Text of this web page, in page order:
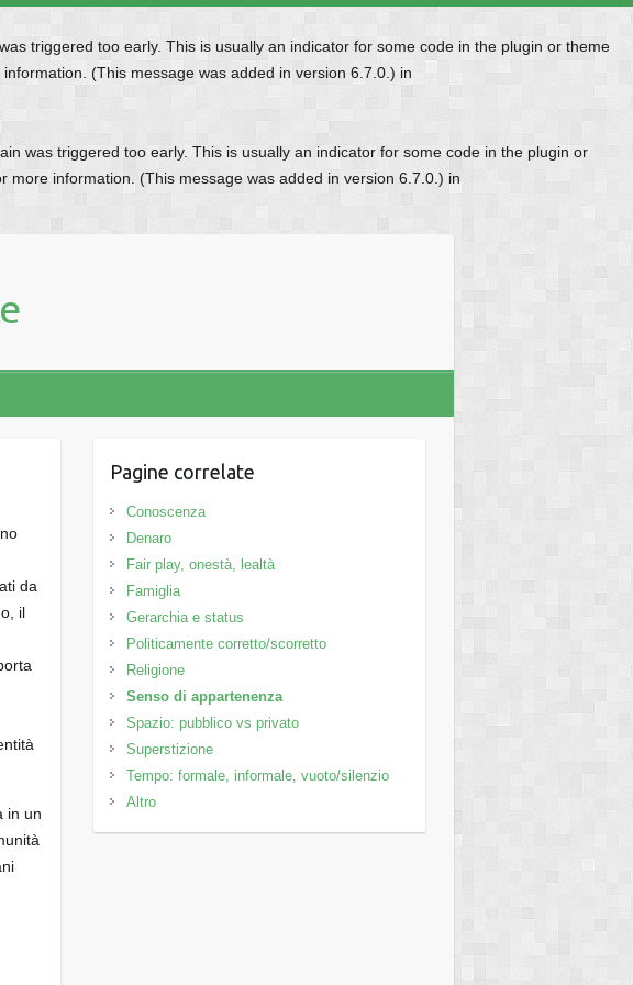
triggered too early. This is usually an indicator for some code in the plugin or theme
(This message was added in version 6.7.0.) in
was triggered too early. This is usually an indicator for some code in the plugin or
more information. (This message was added in version 6.7.0.) in
da
il
in un
Pagine correlate
Conoscenza
Denaro
Fair play, onestà, lealtà
Famiglia
Gerarchia e status
Politicamente corretto/scorretto
Religione
Senso di appartenenza
Spazio: pubblico vs privato
Superstizione
Tempo: formale, informale, vuoto/silenzio
Altro